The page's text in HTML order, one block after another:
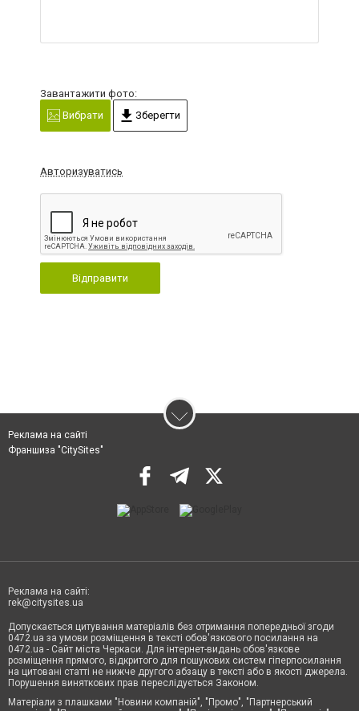
Завантажити фото:
Вибрати
Зберегти
Авторизуватись
Відправити
Реклама на сайті
Франшиза "CitySites"
Реклама на сайті:
rek@citysites.ua
Допускається цитування матеріалів без отримання попередньої згоди
0472.ua за умови розміщення в тексті обов'язкового посилання на
0472.ua - Сайт міста Черкаси. Для інтернет-видань обов'язкове
розміщення прямого, відкритого для пошукових систем гіперпосилання
на цитовані статті не нижче другого абзацу в тексті або в якості джерела.
Порушення виняткових прав переслідується Законом.
Матеріали з плашками "Новини компаній", "Промо", "Партнерський